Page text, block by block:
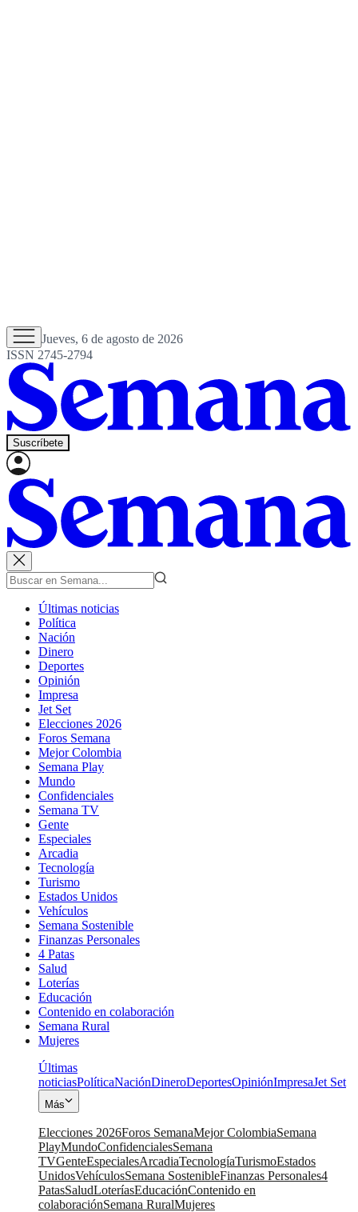
Jueves, 6 de agosto de 2026
ISSN 2745-2794
Suscríbete
Últimas noticias
Política
Nación
Dinero
Deportes
Opinión
Impresa
Jet Set
Elecciones 2026
Foros Semana
Mejor Colombia
Semana Play
Mundo
Confidenciales
Semana TV
Gente
Especiales
Arcadia
Tecnología
Turismo
Estados Unidos
Vehículos
Semana Sostenible
Finanzas Personales
4 Patas
Salud
Loterías
Educación
Contenido en colaboración
Semana Rural
Mujeres
Últimas
noticiasPolíticaNaciónDineroDeportesOpiniónImpresaJet Set
Más
Elecciones 2026Foros SemanaMejor ColombiaSemana
PlayMundoConfidencialesSemana
TVGenteEspecialesArcadiaTecnologíaTurismoEstados
UnidosVehículosSemana SostenibleFinanzas Personales4
PatasSaludLoteríasEducaciónContenido en
colaboraciónSemana RuralMujeres